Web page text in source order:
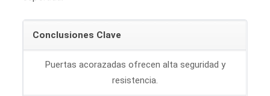
Conclusiones Clave
Puertas acorazadas ofrecen alta seguridad y
resistencia.